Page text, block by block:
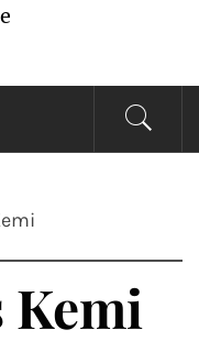
Kemi